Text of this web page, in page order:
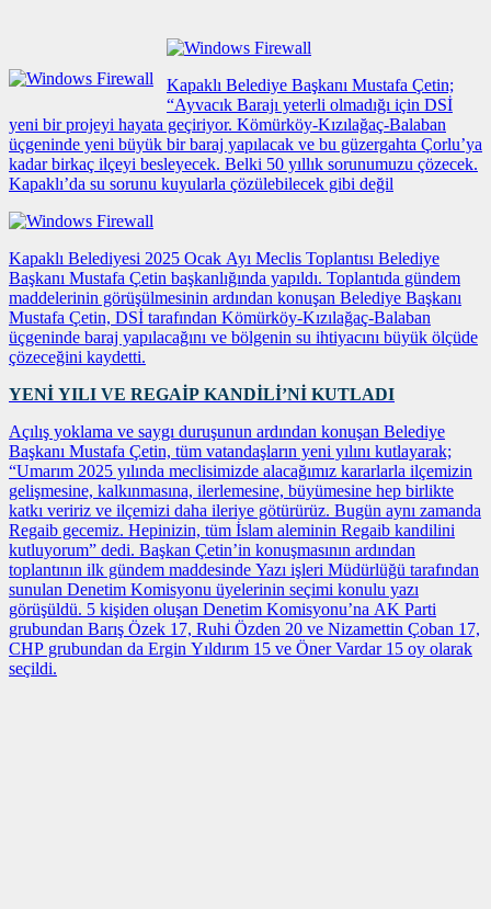
Kapaklı Belediye Başkanı Mustafa Çetin;
“Ayvacık Barajı yeterli olmadığı için DSİ
yeni bir projeyi hayata geçiriyor. Kömürköy-Kızılağaç-Balaban
üçgeninde yeni büyük bir baraj yapılacak ve bu güzergahta Çorlu’ya
kadar birkaç ilçeyi besleyecek. Belki 50 yıllık sorunumuzu çözecek.
Kapaklı’da su sorunu kuyularla çözülebilecek gibi değil
Kapaklı Belediyesi 2025 Ocak Ayı Meclis Toplantısı Belediye
Başkanı Mustafa Çetin başkanlığında yapıldı. Toplantıda gündem
maddelerinin görüşülmesinin ardından konuşan Belediye Başkanı
Mustafa Çetin, DSİ tarafından Kömürköy-Kızılağaç-Balaban
üçgeninde baraj yapılacağını ve bölgenin su ihtiyacını büyük ölçüde
çözeceğini kaydetti.
YENİ YILI VE REGAİP KANDİLİ’Nİ KUTLADI
Açılış yoklama ve saygı duruşunun ardından konuşan Belediye
Başkanı Mustafa Çetin, tüm vatandaşların yeni yılını kutlayarak;
“Umarım 2025 yılında meclisimizde alacağımız kararlarla ilçemizin
gelişmesine, kalkınmasına, ilerlemesine, büyümesine hep birlikte
katkı veririz ve ilçemizi daha ileriye götürürüz. Bugün aynı zamanda
Regaib gecemiz. Hepinizin, tüm İslam aleminin Regaib kandilini
kutluyorum” dedi. Başkan Çetin’in konuşmasının ardından
toplantının ilk gündem maddesinde Yazı işleri Müdürlüğü tarafından
sunulan Denetim Komisyonu üyelerinin seçimi konulu yazı
görüşüldü. 5 kişiden oluşan Denetim Komisyonu’na AK Parti
grubundan Barış Özek 17, Ruhi Özden 20 ve Nizamettin Çoban 17,
CHP grubundan da Ergin Yıldırım 15 ve Öner Vardar 15 oy olarak
seçildi.